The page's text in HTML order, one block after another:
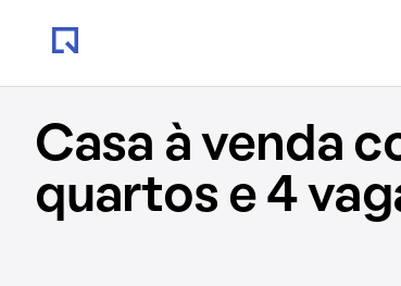
Casa à venda
quartos e 4